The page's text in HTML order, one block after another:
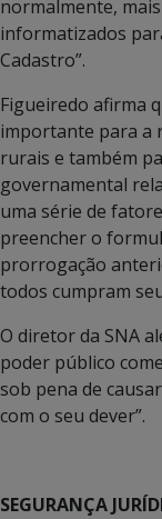
normalmente,
informatizados
Cadastro”.
Figueiredo afirma
importante para a
rurais e também
governamental
uma série de
preencher o
prorrogação
todos cumpram
O diretor da SNA
poder público
sob pena de
com o seu dever”.
SEGURANÇA